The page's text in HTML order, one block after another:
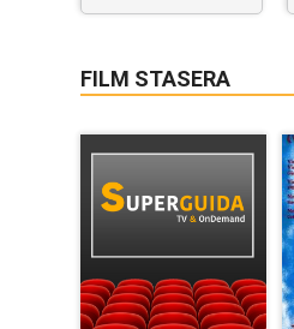
FILM STASERA